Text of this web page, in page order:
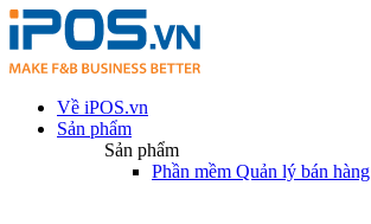
Về iPOS.vn
Sản phẩm
Sản phẩm
Phần mềm Quản lý bán hàng